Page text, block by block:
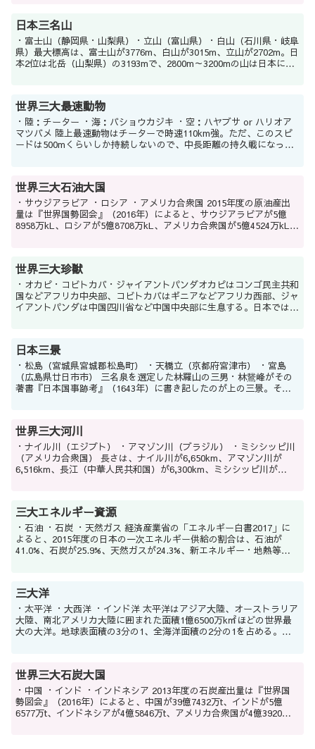
日本三名山
・富士山（静岡県・山梨県）・立山（富山県）・白山（石川県・岐阜
県）最大標高は、富士山が3776m、白山が3015m、立山が2702m。日
本2位は北岳（山梨県）の3193mで、2800m～3200mの山は日本に60
世界三大最速動物
・陸：チーター ・海：バショウカジキ ・空：ハヤブサ or ハリオア
マツバメ 陸上最速動物はチーターで時速110km強。ただ、このスピ
ードは500mくらいしか持続しないので、中長距離の持久戦になって
世界三大石油大国
・サウジアラビア ・ロシア ・アメリカ合衆国 2015年度の原油産出
量は『世界国勢図会』（2016年）によると、サウジアラビアが5億
8958万kL、ロシアが5億8708万kL、アメリカ合衆国が5億4524万kL、
世界三大珍獣
・オカピ・コビトカバ・ジャイアントパンダオカピはコンゴ民主共和
国などアフリカ中央部、コビトカバはギニアなどアフリカ西部、ジャ
イアントパンダは中国四川省など中国中央部に生息する。日本では
日本三景
・松島（宮城県宮城郡松島町） ・天橋立（京都府宮津市） ・宮島
（広島県廿日市市） 三名泉を選定した林羅山の三男・林鵞峰がその
著書『日本国事跡考』（1643年）に書き記したのが上の三景。それ
世界三大河川
・ナイル川（エジプト） ・アマゾン川（ブラジル） ・ミシシッピ川
（アメリカ合衆国） 長さは、ナイル川が6,650km、アマゾン川が
6,516km、長江（中華人民共和国）が6,300km、ミシシッピ川が
三大エネルギー資源
・石油 ・石炭 ・天然ガス 経済産業省の「エネルギー白書2017」に
よると、2015年度の日本の一次エネルギー供給の割合は、石油が
41.0%、石炭が25.9%、天然ガスが24.3%、新エネルギー・地熱等が
三大洋
・太平洋 ・大西洋 ・インド洋 太平洋はアジア大陸、オーストラリア
大陸、南北アメリカ大陸に囲まれた面積1億6500万k㎡ほどの世界最
大の大洋。地球表面積の3分の1、全海洋面積の2分の1を占める。大
世界三大石炭大国
・中国 ・インド ・インドネシア 2013年度の石炭産出量は『世界国
勢図会』（2016年）によると、中国が39億7432万t、インドが5億
6577万t、インドネシアが4億5846万t、アメリカ合衆国が4億3920万